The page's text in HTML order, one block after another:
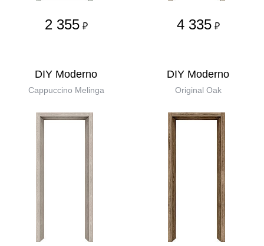
2 355 ₽ 4 335 ₽
DIY Moderno
Cappuccino Melinga
DIY Moderno
Original Oak